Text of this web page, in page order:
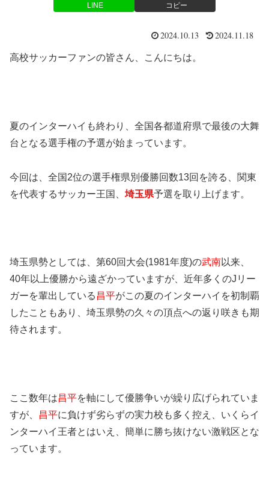
LINE コピー
2024.10.13 2024.11.18
高校サッカーファンの皆さん、こんにちは。
夏のインターハイも終わり、全国各都道府県で最後の大舞
台となる選手権の予選が始まっています。
今回は、全国2位の選手権県別優勝回数13回を誇る、関東
を代表するサッカー王国、 埼玉県予選を取り上げます。
埼玉県勢としては、第60回大会(1981年度)の武南以来、
40年以上優勝から遠ざかっていますが、近年多くのJリー
ガーを輩出している 昌平がこの夏のインターハイを初制覇
したこともあり、埼玉県勢の久々の頂点への返り咲きも期
待されます。
ここ数年は昌平を軸にして優勝争いが繰り広げられていま
すが、
昌平に負けず劣らずの実力校も多く控え、いくらイ
ンターハイ王者とはいえ、簡単に勝ち抜けない激戦区とな
っています。